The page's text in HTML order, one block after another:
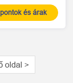
és árak
oldal >